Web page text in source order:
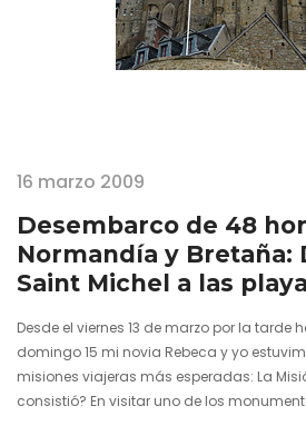
16 marzo 2009
Desembarco de 48
Normandía y Bretaña:
Saint Michel a las
Desde el viernes 13 de marzo por la tarde
domingo 15 mi novia Rebeca y yo
misiones viajeras más esperadas: La
consistió? En visitar uno de los